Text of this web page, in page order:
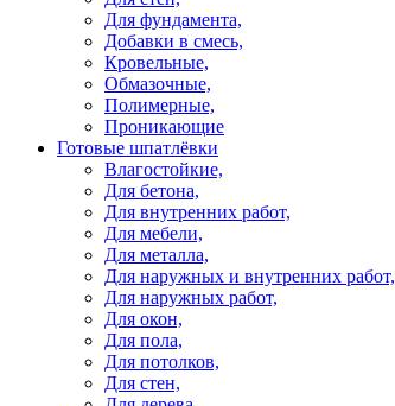
Для фундамента,
Добавки в смесь,
Кровельные,
Обмазочные,
Полимерные,
Проникающие
Готовые шпатлёвки
Влагостойкие,
Для бетона,
Для внутренних работ,
Для мебели,
Для металла,
Для наружных и внутренних работ,
Для наружных работ,
Для окон,
Для пола,
Для потолков,
Для стен,